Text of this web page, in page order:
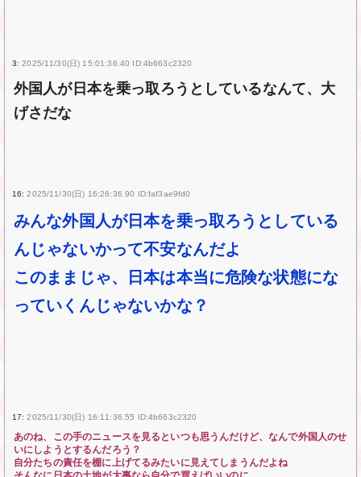
3: 2025/11/30(日) 15:01:36.40 ID:4b663c2320
外国人が日本を乗っ取ろうとしているなんて、大
げさだな
16: 2025/11/30(日) 16:26:36.90 ID:faf3ae9fd0
みんな外国人が日本を乗っ取ろうとしている
んじゃないかって不安なんだよ
このままじゃ、日本は本当に危険な状態にな
っていくんじゃないかな？
17: 2025/11/30(日) 16:11:36.55 ID:4b663c2320
あのね、この手のニュースを見るといつも思うんだけど、なんで外国人のせ
いにしようとするんだろう？
自分たちの責任を棚に上げてるみたいに見えてしまうんだよね